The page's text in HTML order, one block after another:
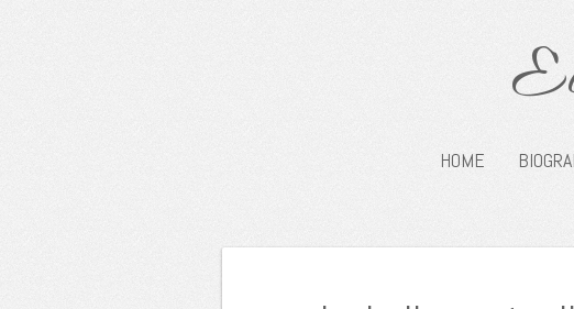
HOME